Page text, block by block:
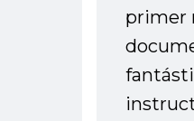
primer